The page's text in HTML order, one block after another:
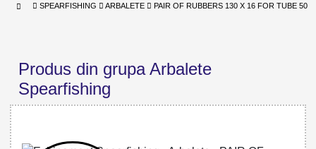
SPEARFISHING ARBALETE PAIR OF RUBBERS 130 X 16 FOR TUBE 50
Produs din grupa Arbalete
Spearfishing